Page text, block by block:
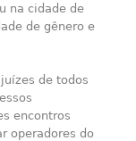
na cidade de
de gênero e
de todos
encontros
operadores do